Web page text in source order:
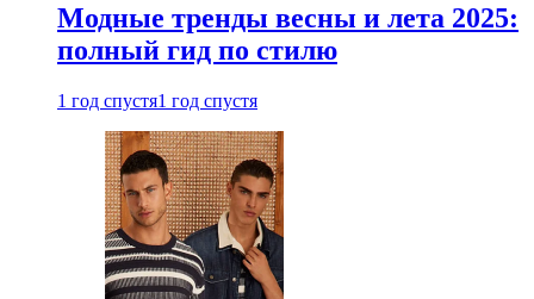
Модные тренды весны и лета 2025:
полный гид по стилю
1 год спустя1 год спустя